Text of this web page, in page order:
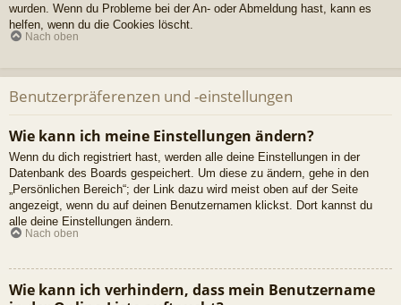
wurden. Wenn du Probleme bei der An- oder Abmeldung hast, kann es
helfen, wenn du die Cookies löscht.
Nach oben
Benutzerpräferenzen und -einstellungen
Wie kann ich meine Einstellungen ändern?
Wenn du dich registriert hast, werden alle deine Einstellungen in der
Datenbank des Boards gespeichert. Um diese zu ändern, gehe in den
„Persönlichen Bereich“; der Link dazu wird meist oben auf der Seite
angezeigt, wenn du auf deinen Benutzernamen klickst. Dort kannst du
alle deine Einstellungen ändern.
Nach oben
Wie kann ich verhindern, dass mein Benutzername